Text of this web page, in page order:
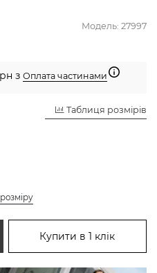
Модель: 27997
з Оплата частинами
Таблиця розмірів
Купити в 1 клік